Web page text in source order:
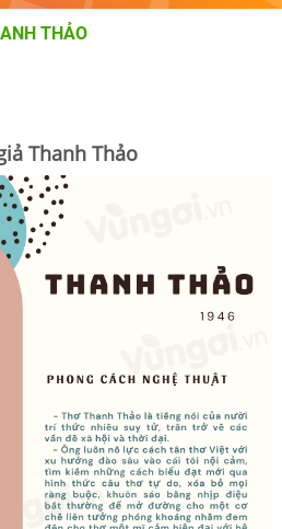
THẢO
Thanh Thảo